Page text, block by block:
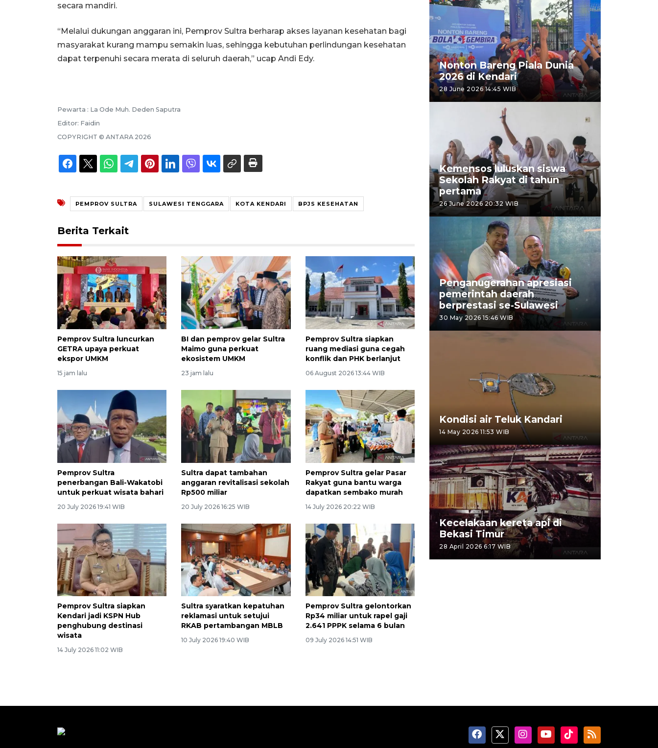
secara mandiri.
“Melalui dukungan anggaran ini, Pemprov Sultra berharap akses layanan kesehatan bagi
masyarakat kurang mampu semakin luas, sehingga kebutuhan perlindungan kesehatan
dapat terpenuhi secara merata di seluruh daerah,” ucap Andi Edy.
Pewarta : La Ode Muh. Deden Saputra
Editor: Faidin
COPYRIGHT © ANTARA 2026
PEMPROV SULTRA SULAWESI TENGGARA KOTA KENDARI BPJS KESEHATAN
Berita Terkait
Pemprov Sultra luncurkan
GETRA upaya perkuat
ekspor UMKM
15 jam lalu
BI dan pemprov gelar Sultra
Maimo guna perkuat
ekosistem UMKM
23 jam lalu
Pemprov Sultra siapkan
ruang mediasi guna cegah
konflik dan PHK berlanjut
06 August 2026 13:44 WIB
Pemprov Sultra
penerbangan Bali-Wakatobi
untuk perkuat wisata bahari
20 July 2026 19:41 WIB
Sultra dapat tambahan
anggaran revitalisasi sekolah
Rp500 miliar
20 July 2026 16:25 WIB
Pemprov Sultra gelar Pasar
Rakyat guna bantu warga
dapatkan sembako murah
14 July 2026 20:22 WIB
Pemprov Sultra siapkan
Kendari jadi KSPN Hub
penghubung destinasi
wisata
14 July 2026 11:02 WIB
Sultra syaratkan kepatuhan
reklamasi untuk setujui
RKAB pertambangan MBLB
10 July 2026 19:40 WIB
Pemprov Sultra gelontorkan
Rp34 miliar untuk rapel gaji
2.641 PPPK selama 6 bulan
09 July 2026 14:51 WIB
Nonton Bareng Piala Dunia
2026 di Kendari
28 June 2026 14:45 WIB
Kemensos luluskan siswa
Sekolah Rakyat di tahun
pertama
26 June 2026 20:32 WIB
Penganugerahan apresiasi
pemerintah daerah
berprestasi se-Sulawesi
30 May 2026 15:46 WIB
Kondisi air Teluk Kandari
14 May 2026 11:53 WIB
Kecelakaan kereta api di
Bekasi Timur
28 April 2026 6:17 WIB